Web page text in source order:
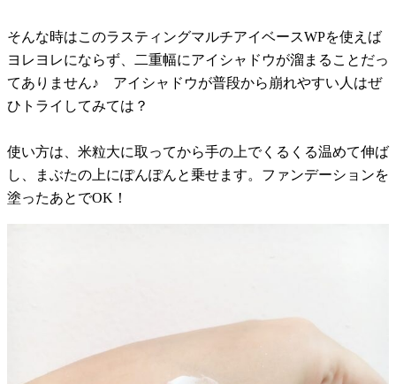
そんな時はこのラスティングマルチアイベースWPを使えば
ヨレヨレにならず、二重幅にアイシャドウが溜まることだっ
てありません♪ アイシャドウが普段から崩れやすい人はぜ
ひトライしてみては？
使い方は、米粒大に取ってから手の上でくるくる温めて伸ば
し、まぶたの上にぽんぽんと乗せます。ファンデーションを
塗ったあとでOK！